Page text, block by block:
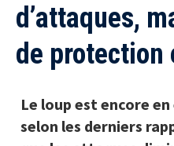
d’attaques,
de protection
Le loup est encore
selon les derniers